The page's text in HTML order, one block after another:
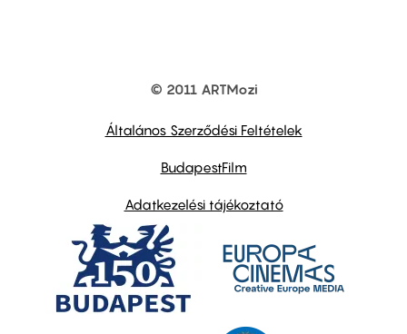
© 2011 ARTMozi
Általános Szerződési Feltételek
BudapestFilm
Adatkezelési tájékoztató